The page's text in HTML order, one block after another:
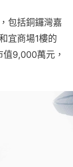
包括銅鑼灣嘉
宜商場1樓的
9,000萬元，